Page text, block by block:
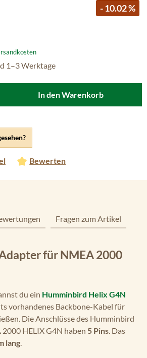
- 10.02 %
Bewerten
1–3 Werktage
In den Warenkorb
Fragen zum Artikel
für NMEA 2000
du ein Humminbird Helix G4N
vorhandenes Backbone-Kabel für
Die Anschlüsse des Humminbird
HELIX G4N haben 5 Pins. Das
lang.